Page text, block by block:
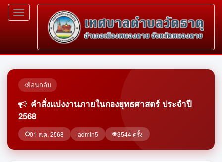
Toggle
navigation
ย้อนกลับ
คำสั่งแบ่งงานภายในกองยุทธศาสตร์ ประจำปี
2568
01 ส.ค. 2568 admin5 3544 ครั้ง